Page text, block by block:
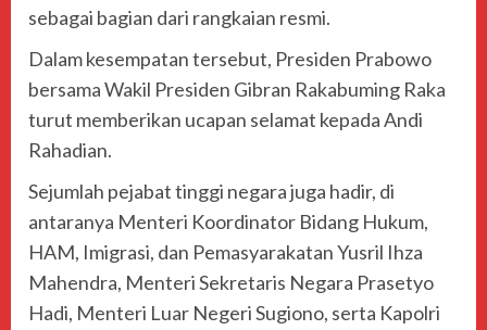
sebagai bagian dari rangkaian resmi.
Dalam kesempatan tersebut, Presiden Prabowo
bersama Wakil Presiden Gibran Rakabuming Raka
turut memberikan ucapan selamat kepada Andi
Rahadian.
Sejumlah pejabat tinggi negara juga hadir, di
antaranya Menteri Koordinator Bidang Hukum,
HAM, Imigrasi, dan PemasyarakatanYusril Ihza
Mahendra, Menteri Sekretaris Negara Prasetyo
Hadi, Menteri Luar NegeriSugiono, serta Kapolri